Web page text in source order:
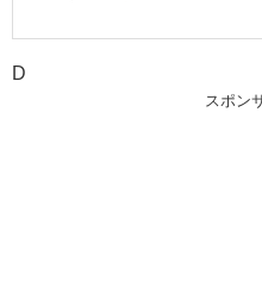
D
スポン